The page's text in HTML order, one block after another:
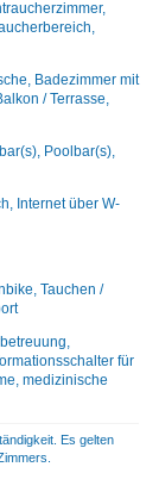
Badezimmer mit
/ Terrasse,
Poolbar(s),
Internet über W-
Tauchen /
für
medizinische
Es gelten